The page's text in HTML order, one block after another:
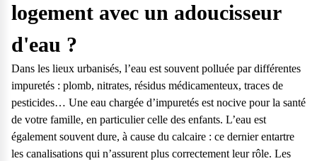
logement avec un adoucisseur
d'eau ?
Dans les lieux urbanisés, l’eau est souvent polluée par différentes
impuretés : plomb, nitrates, résidus médicamenteux, traces de
pesticides… Une eau chargée d’impuretés est nocive pour la santé
de votre famille, en particulier celle des enfants. L’eau est
également souvent dure, à cause du calcaire : ce dernier entartre
les canalisations qui n’assurent plus correctement leur rôle. Les